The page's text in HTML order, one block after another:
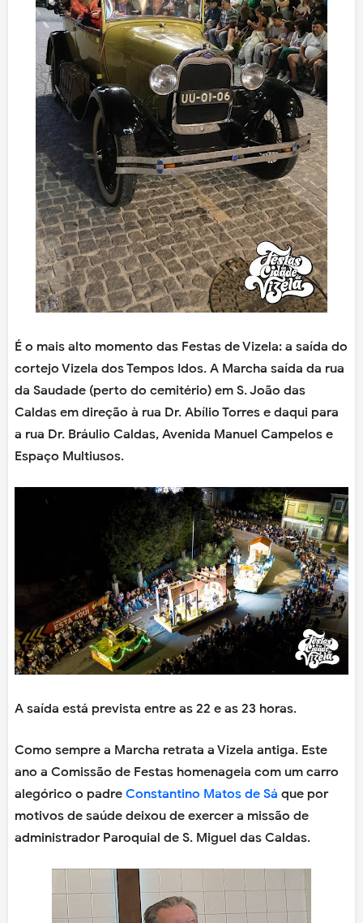
É o mais alto momento das Festas de Vizela: a saída do
cortejo Vizela dos Tempos Idos. A Marcha saída da rua
da Saudade (perto do cemitério) em S. João das
Caldas em direção à rua Dr. Abílio Torres e daqui para
a rua Dr. Bráulio Caldas, Avenida Manuel Campelos e
Espaço Multiusos.
A saída está prevista entre as 22 e as 23 horas.
Como sempre a Marcha retrata a Vizela antiga. Este
ano a Comissão de Festas homenageia com um carro
alegórico o padre Constantino Matos de Sá que por
motivos de saúde deixou de exercer a missão de
administrador Paroquial de S. Miguel das Caldas.